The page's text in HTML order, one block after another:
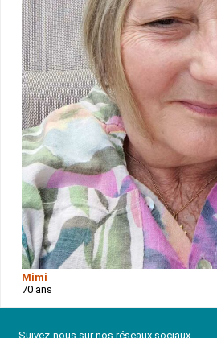
Mimi
70 ans
Suivez-nous sur nos réseaux sociaux